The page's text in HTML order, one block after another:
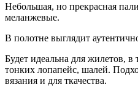
Небольшая, но прекрасная
меланжевые.
В полотне выглядит
Будет идеальна для жилетов,
тонких лопапейс, шалей.
вязания и для ткачества.